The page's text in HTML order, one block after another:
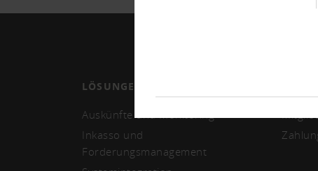
LÖSUNGEN
Auskünfte und Monitoring
Inkasso und
Forderungsmanagement